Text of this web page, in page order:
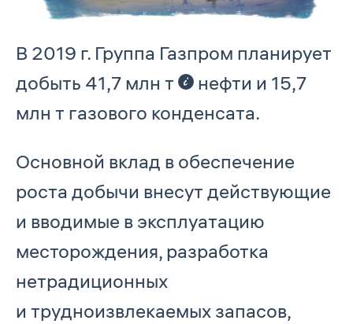
В 2019 г. Группа Газпром планирует
добыть 41,7 млн т
нефти и 15,7
млн т газового конденсата.
Основной вклад в обеспечение
роста добычи внесут действующие
и вводимые в эксплуатацию
месторождения, разработка
нетрадиционных
и трудноизвлекаемых запасов,